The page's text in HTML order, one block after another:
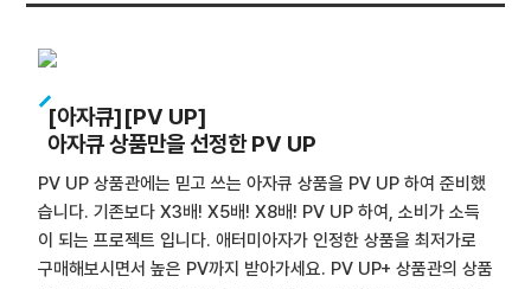
[아자큐][PV UP]
아자큐 상품만을 선정한 PV UP
PV UP 상품관에는 믿고 쓰는 아자큐 상품을 PV UP 하여 준비했
습니다. 기존보다 X3배! X5배! X8배! PV UP 하여, 소비가 소득
이 되는 프로젝트 입니다. 애터미아자가 인정한 상품을 최저가로
구매해보시면서 높은 PV까지 받아가세요. PV UP+ 상품관의 상품